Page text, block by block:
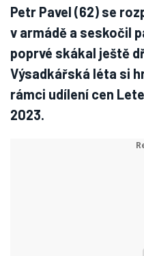
Petr Pavel (62) se
v armádě a seskočil
poprvé skákal ještě
Výsadkářská léta si
rámci udílení cen
2023.